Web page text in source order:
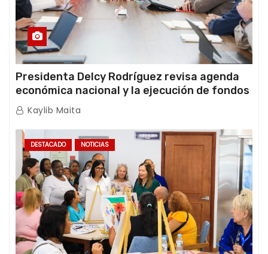
Presidenta Delcy Rodríguez revisa agenda
económica nacional y la ejecución de fondos
de emergencia post-sismos
Kaylib Maita
DESTACADO NOTICIAS